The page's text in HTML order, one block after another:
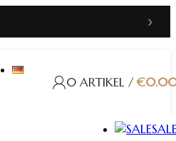
›
0 ARTIKEL / €